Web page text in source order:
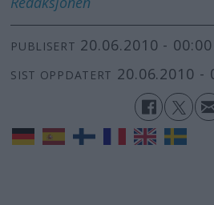
PUBLISERT 20.06.2010 - 00:00
SIST OPPDATERT 20.06.2010 -